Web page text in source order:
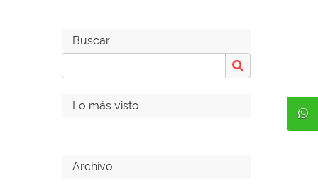
Buscar
Lo más visto
Archivo